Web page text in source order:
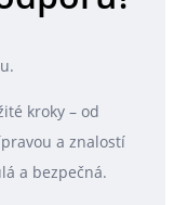
kroky – od
a znalostí
a bezpečná.